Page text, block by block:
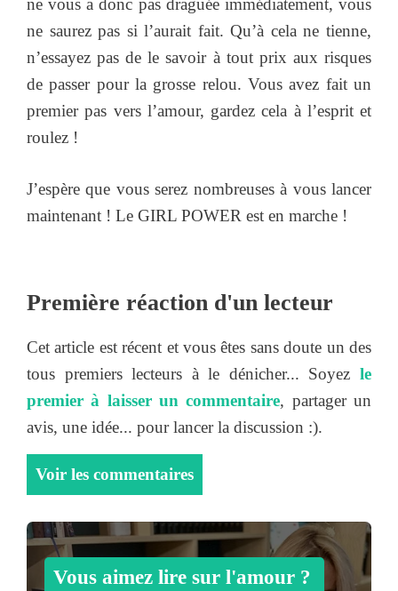
ne saurez pas si l’aurait fait. Qu’à cela ne tienne,
n’essayez pas de le savoir à tout prix aux risques
de passer pour la grosse relou. Vous avez fait un
premier pas vers l’amour, gardez cela à l’esprit et
roulez !
J’espère que vous serez nombreuses à vous lancer
maintenant ! Le GIRL POWER est en marche !
Première réaction d'un lecteur
Cet article est récent et vous êtes sans doute un des
tous premiers lecteurs à le dénicher... Soyez le
premier à laisser un commentaire, partager un
avis, une idée... pour lancer la discussion :).
Voir les commentaires
Vous aimez lire sur l'amour ?